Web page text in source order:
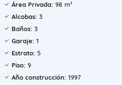
Área Privada: 98 m²
Alcobas: 3
Baños: 3
Garaje: 1
Estrato: 5
Piso: 9
Año construcción: 1997